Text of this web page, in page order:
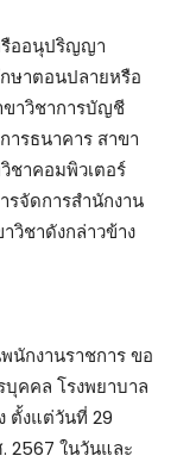
ออนุปริญญา
ษาตอนปลายหรือ
ขาวิชาการบัญชี
ารธนาคาร สาขา
ชาคอมพิวเตอร์
รจัดการสำนักงาน
วิชาดังกล่าวข้าง
นักงานราชการ ขอ
คคล โรงพยาบาล
ตั้งแต่วันที่ 29
2567 ในวันและ